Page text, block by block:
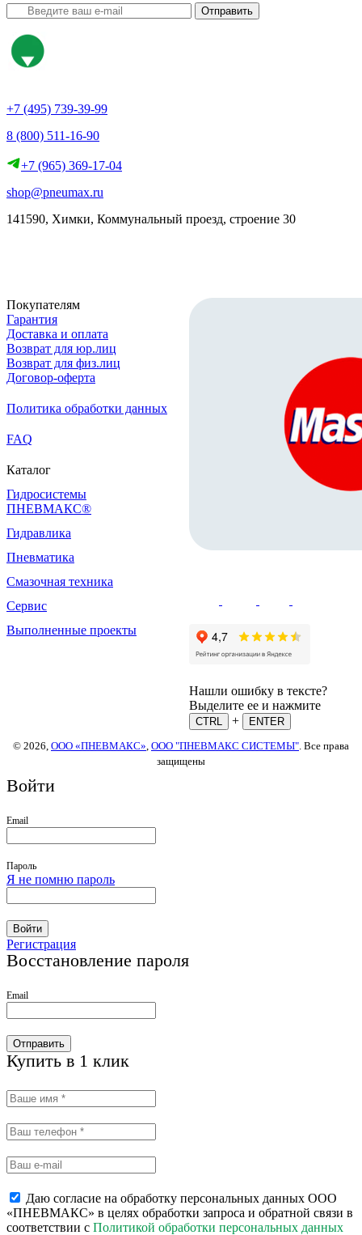
Отправить
+7 (495) 739-39-99
8 (800) 511-16-90
+7 (965) 369-17-04
shop@pneumax.ru
141590, Химки, Коммунальный проезд, строение 30
Покупателям
Гарантия
Доставка и оплата
Возврат для юр.лиц
Возврат для физ.лиц
Договор-оферта
Политика обработки данных
FAQ
Каталог
Гидросистемы
ПНЕВМАКС®
Гидравлика
Пневматика
Смазочная техника
Сервис
Выполненные проекты
Нашли ошибку в тексте?
Выделите ее и нажмите
CTRL +
ENTER
© 2026, ООО «ПНЕВМАКС», ООО "ПНЕВМАКС СИСТЕМЫ". Все права
защищены
Войти
Email
Пароль
Я не помню пароль
Войти
Регистрация
Восстановление пароля
Email
Отправить
Купить в 1 клик
Даю согласие на обработку персональных данных ООО
«ПНЕВМАКС» в целях обработки запроса и обратной связи в
соответствии с Политикой обработки персональных данных